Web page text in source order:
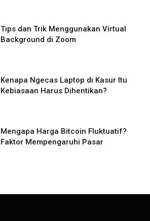
Tips dan Trik Menggunakan Virtual
Background di Zoom
Kenapa Ngecas Laptop di Kasur Itu
Kebiasaan Harus Dihentikan?
Mengapa Harga Bitcoin Fluktuatif?
Faktor Mempengaruhi Pasar